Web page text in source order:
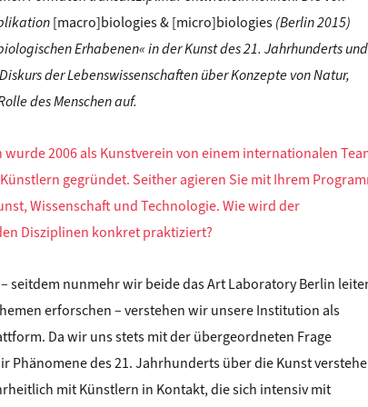
[macro]biologies & [micro]biologies(Berlin 2015)
Erhabenen« in der Kunst des 21. Jahrhunderts und
der Lebenswissenschaften über Konzepte von Natur,
des Menschen auf.
wurde 2006 als Kunstverein von einem internationalen
gegründet. Seither agieren Sie mit Ihrem
Wissenschaft und Technologie. Wie wird der
Disziplinen konkret praktiziert?
seitdem nunmehr wir beide das Art Laboratory Berlin
erforschen – verstehen wir unsere Institution als
Da wir uns stets mit der übergeordneten Frage
Phänomene des 21. Jahrhunderts über die Kunst
mit Künstlern in Kontakt, die sich intensiv mit